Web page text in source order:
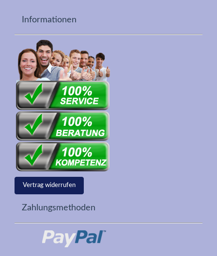
Informationen
Vertrag widerrufen
Zahlungsmethoden